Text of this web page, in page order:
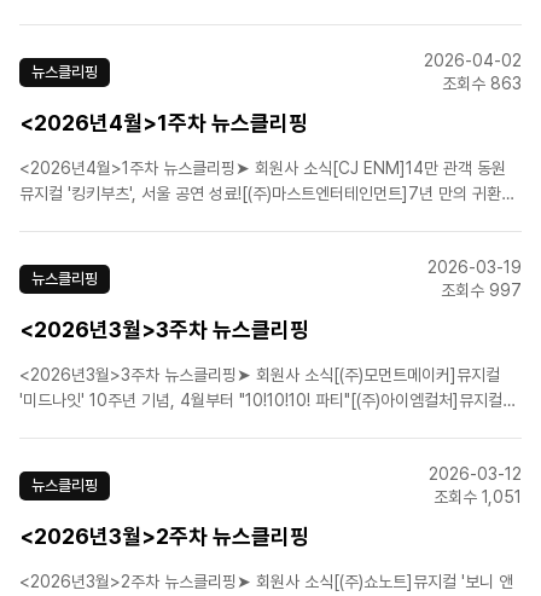
확정…티파니 영→정진운 출연 ..
뉴스클리핑
2026-04-02
조회수 863
<2026년4월>1주차 뉴스클리핑
<2026년4월>1주차 뉴스클리핑➤ 회원사 소식[CJ ENM]14만 관객 동원
뮤지컬 '킹키부츠', 서울 공연 성료![(주)마스트엔터테인먼트]7년 만의 귀환~
오늘 세 번째 시즌 개..
뉴스클리핑
2026-03-19
조회수 997
<2026년3월>3주차 뉴스클리핑
<2026년3월>3주차 뉴스클리핑➤ 회원사 소식[(주)모먼트메이커]뮤지컬
'미드나잇' 10주년 기념, 4월부터 "10!10!10! 파티"[(주)아이엠컬처]뮤지컬
'이터니티', 오는 7..
뉴스클리핑
2026-03-12
조회수 1,051
<2026년3월>2주차 뉴스클리핑
<2026년3월>2주차 뉴스클리핑➤ 회원사 소식[(주)쇼노트]뮤지컬 '보니 앤